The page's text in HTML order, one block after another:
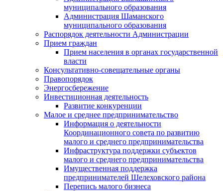
муниципального образования
Администрация Шаманского
муниципального образования
Распорядок деятельности Администрации
Прием граждан
Прием населения в органах государственной
власти
Консультативно-совещательные органы
Правопорядок
Энергосбережение
Инвестиционная деятельность
Развитие конкуренции
Малое и среднее предпринимательство
Информация о деятельности
Координационного совета по развитию
малого и среднего предпринимательства
Инфраструктура поддержки субъектов
малого и среднего предпринимательства
Имущественная поддержка
предпринимателей Шелеховского района
Перепись малого бизнеса